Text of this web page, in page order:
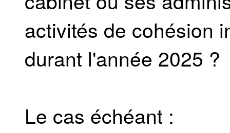
activités de cohésion
durant l'année 2025 ?
Le cas échéant :